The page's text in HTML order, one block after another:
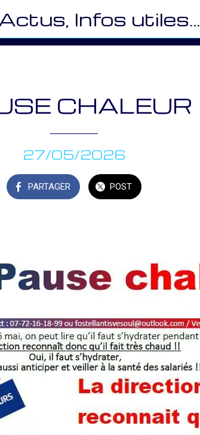
CSE, Actus, Infos utiles… (VES)
CHALEUR
27/05/2026
PARTAGER POST